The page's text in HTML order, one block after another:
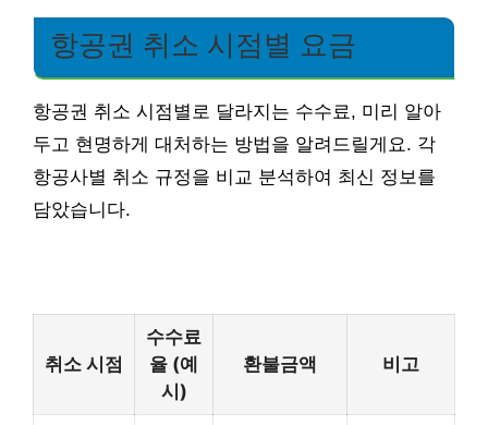
항공권 취소 시점별 요금
항공권 취소 시점별로 달라지는 수수료, 미리 알아
두고 현명하게 대처하는 방법을 알려드릴게요. 각
항공사별 취소 규정을 비교 분석하여 최신 정보를
담았습니다.
취소 시점
수수료
율 (예
시)
환불금액 비고